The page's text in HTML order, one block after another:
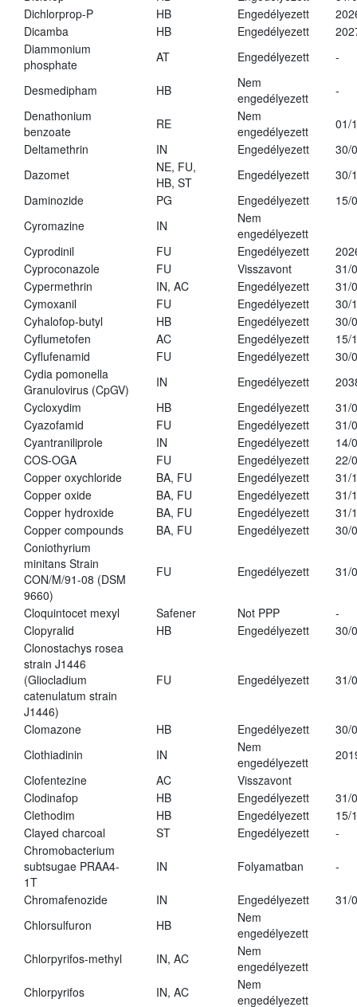
Dichlorprop-P
HB Engedélyezett
Dicamba
HB Engedélyezett
Diammonium
phosphate
AT Engedélyezett -
Desmedipham HB
Nem
engedélyezett
-
Denathonium
benzoate
RE
Nem
engedélyezett
01/
Deltamethrin
IN Engedélyezett
30/
Dazomet
NE, FU,
HB, ST
Engedélyezett
30/
Daminozide
PG Engedélyezett
15/
Cyromazine
IN
Nem
engedélyezett
Cyprodinil
FU Engedélyezett
Cyproconazole
FU Visszavont
31/
Cypermethrin
IN, AC Engedélyezett
31/
Cymoxanil
FU Engedélyezett
30/
Cyhalofop-butyl
HB Engedélyezett
30/
Cyflumetofen
AC Engedélyezett
15/
Cyflufenamid
FU Engedélyezett
30/
Cydia pomonella
Granulovirus (CpGV)
IN Engedélyezett
Cycloxydim
HB Engedélyezett
31/
Cyazofamid
FU Engedélyezett
31/
Cyantraniliprole
IN Engedélyezett
14/
COS-OGA
FU Engedélyezett
22/
Copper oxychloride
BA, FU Engedélyezett
31/
Copper oxide
BA, FU Engedélyezett
31/
Copper hydroxide
BA, FU Engedélyezett
31/
Copper compounds
BA, FU Engedélyezett
30/
Coniothyrium
minitans Strain
CON/M/91-08 (DSM
9660)
FU Engedélyezett 31/
Cloquintocet mexyl Safener Not PPP
-
Clopyralid
HB Engedélyezett
30/
Clonostachys rosea
strain J1446
(Gliocladium
catenulatum strain
J1446)
FU Engedélyezett 31/
Clomazone HB Engedélyezett
30/
Clothiadinin
IN
Nem
engedélyezett
Clofentezine
AC
Visszavont
Clodinafop
HB Engedélyezett
31/
Clethodim
HB Engedélyezett
15/
Clayed charcoal
ST Engedélyezett
-
Chromobacterium
subtsugae PRAA4-
1T
IN Folyamatban -
Chromafenozide IN Engedélyezett
31/
Chlorsulfuron
HB
Nem
engedélyezett
Chlorpyrifos-methyl
IN, AC
Nem
engedélyezett
Chlorpyrifos
IN, AC
Nem
engedélyezett